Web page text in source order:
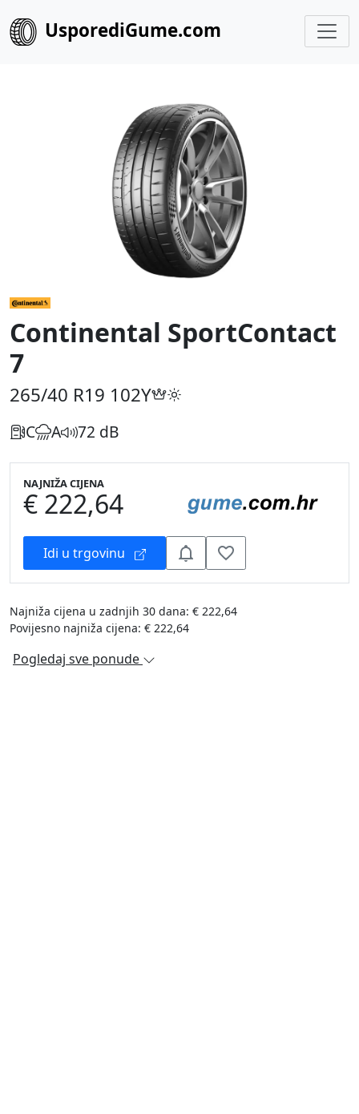
UsporediGume.com
Continental SportContact
7
265/40 R19 102Y
C A 72 dB
NAJNIŽA CIJENA
€ 222,64
Idi u trgovinu
Najniža cijena u zadnjih 30 dana: € 222,64
Povijesno najniža cijena: € 222,64
Pogledaj sve ponude